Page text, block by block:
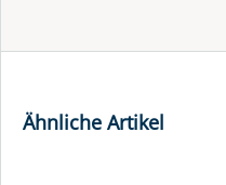
Ähnliche Artikel